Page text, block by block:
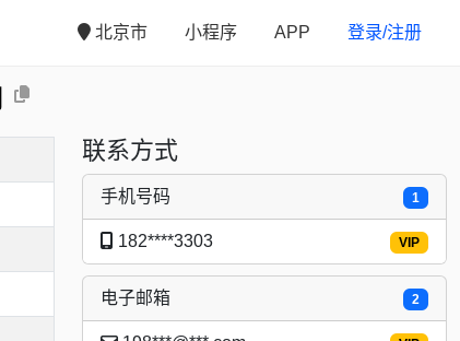
北京市 小程序 APP 登录/注册
联系方式
1
手机号码
VIP
182****3303
2
电子邮箱